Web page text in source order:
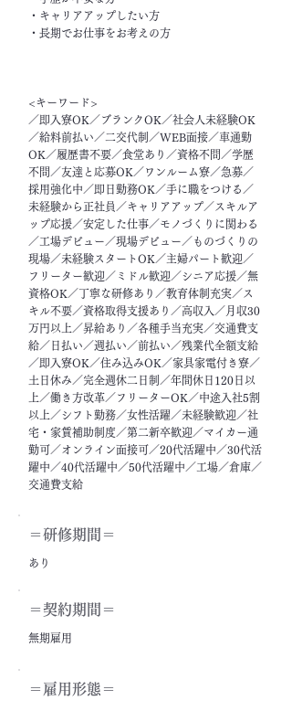
・キャリアアップしたい方
・長期でお仕事をお考えの方
<キーワード>
／即入寮OK／ブランクOK／社会人未経験OK
／給料前払い／二交代制／WEB面接／車通勤
OK／履歴書不要／食堂あり／資格不問／学歴
不問／友達と応募OK／ワンルーム寮／急募／
採用強化中／即日勤務OK／手に職をつける／
未経験から正社員／キャリアアップ／スキルア
ップ応援／安定した仕事／モノづくりに関わる
／工場デビュー／現場デビュー／ものづくりの
現場／未経験スタートOK／主婦パート歓迎／
フリーター歓迎／ミドル歓迎／シニア応援／無
資格OK／丁寧な研修あり／教育体制充実／ス
キル不要／資格取得支援あり／高収入／月収30
万円以上／昇給あり／各種手当充実／交通費支
給／日払い／週払い／前払い／残業代全額支給
／即入寮OK／住み込みOK／家具家電付き寮／
土日休み／完全週休二日制／年間休日120日以
上／働き方改革／フリーターOK／中途入社5割
以上／シフト勤務／女性活躍／未経験歓迎／社
宅・家賃補助制度／第二新卒歓迎／マイカー通
勤可／オンライン面接可／20代活躍中／30代活
躍中／40代活躍中／50代活躍中／工場／倉庫／
交通費支給
＝​研修期間＝
あり
＝契約期間＝
無期雇用
＝雇用形態＝